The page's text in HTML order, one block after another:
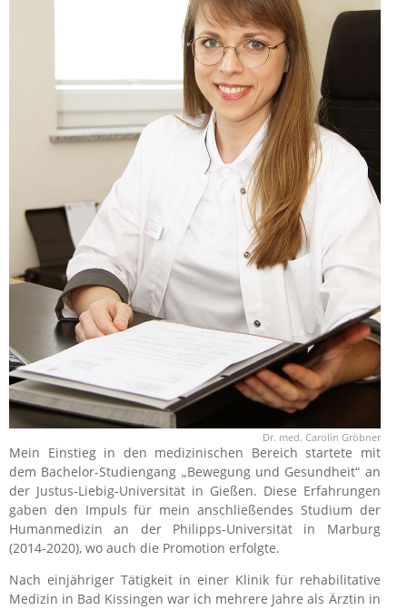
Dr. med. Carolin Gröbner
Mein Einstieg in den medizinischen Bereich startete mit
dem Bachelor-Studiengang „Bewegung und Gesundheit“ an
der Justus-Liebig-Universität in Gießen. Diese Erfahrungen
gaben den Impuls für mein anschließendes Studium der
Humanmedizin an der Philipps-Universität in Marburg
(2014-2020), wo auch die Promotion erfolgte.
Nach einjähriger Tätigkeit in einer Klinik für rehabilitative
Medizin in Bad Kissingen war ich mehrere Jahre als Ärztin in